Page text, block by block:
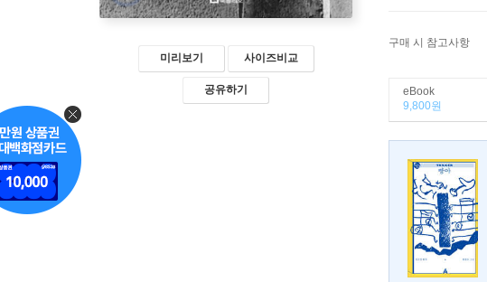
미리보기 사이즈비교
공유하기
구매 시 참고사항
eBook
9,800원